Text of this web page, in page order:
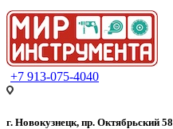
+7 913-075-4040
г. Новокузнецк, пр. Октябрьский 58